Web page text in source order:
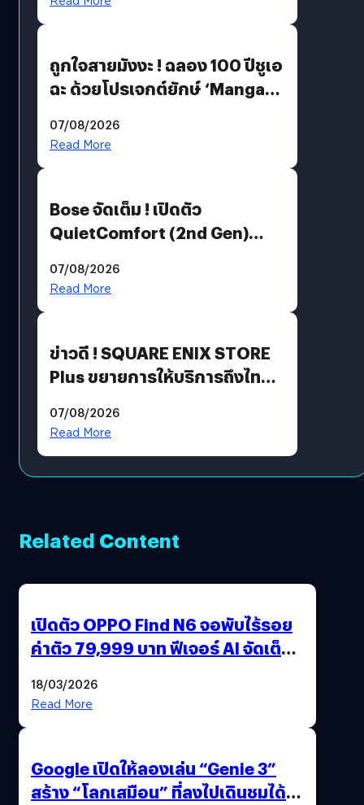
ถูกใจสายมังงะ ! ฉลอง 100 ปีชูเอ
ฉะ ด้วยโปรเจกต์ยักษ์ ‘Manga
มีภาษาไทยด้วย
07/08/2026
Read More
Bose จัดเต็ม ! เปิดตัว
QuietComfort (2nd Gen)
07/08/2026
Read More
ข่าวดี ! SQUARE ENIX STORE
Plus ขยายการให้บริการถึงไทย
โดยตรง
07/08/2026
Read More
Related Content
เปิดตัว OPPO Find N6 จอพับไร้รอย
ค่าตัว 79,999 บาท ฟีเจอร์ AI จัดเต็ม
18/03/2026
Read More
Google เปิดให้ลองเล่น “Genie 3”
สร้าง “โลกเสมือน” ที่ลงไปเดินชมได้